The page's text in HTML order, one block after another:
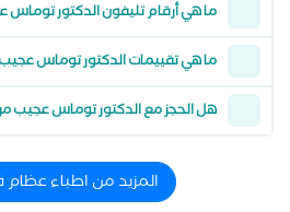
ما هي أرقام تليفون الدكتور
ما هي تقييمات الدكتور توماس
هل الحجز مع الدكتور توماس عجيب
المزيد من اطباء عظام